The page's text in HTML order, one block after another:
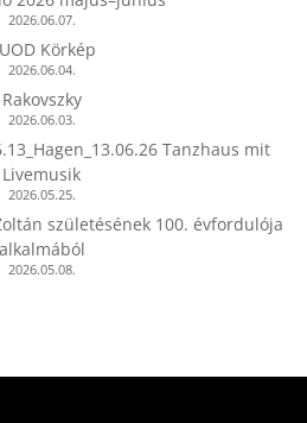
2026.06.07.
Körkép
2026.06.04.
Rakovszky
2026.06.03.
Tanzhaus mit
Livemusik
2026.05.25.
születésének 100. évfordulója
alkalmából
2026.05.08.